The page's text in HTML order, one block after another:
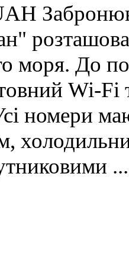
моря. До
Wi-Fi
номери
...